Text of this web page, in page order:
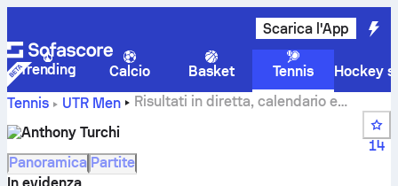
Scarica l'App
Trending Calcio Basket Tennis
Hockey
Tennis
UTR Men
Risultati in diretta, calendario e
Anthony Turchi
14
Panoramica Partite